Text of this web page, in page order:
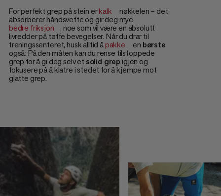
For perfekt grep på stein erkalk
nøkkelen – det
absorberer håndsvette og gir deg mye
bedre friksjon
, noe som vil være en absolutt
livredder på tøffe bevegelser. Når du drar til
treningssenteret, husk alltid åpakke en børste
også: På den måten kan du rense tilstoppede
grep for å gi deg selv et solid grepigjen og
fokusere på å klatre i stedet for å kjempe mot
glatte grep.